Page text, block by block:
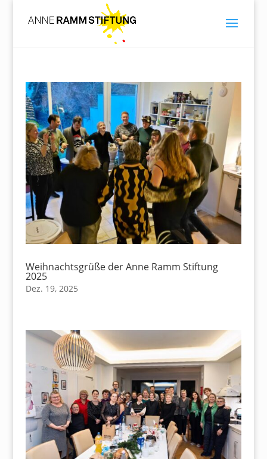
Weihnachtsgrüße der Anne Ramm Stiftung
2025
Dez. 19, 2025